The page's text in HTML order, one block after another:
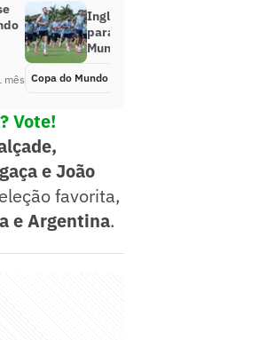
mês
Inglaterra aposta em tecnologia
para enfrentar o calor da Copa do
Mundo
Copa do Mundo
Vote!
e João
favorita,
e Argentina.